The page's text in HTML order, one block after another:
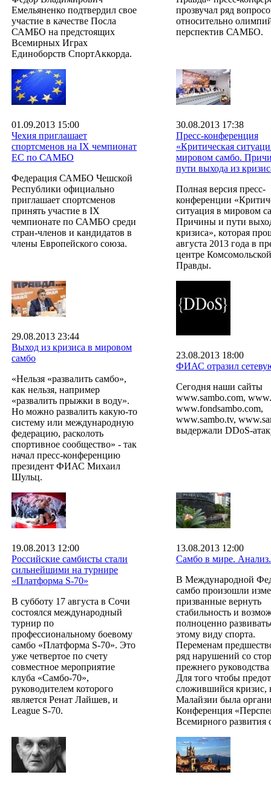
Емельяненко подтвердил свое
участие в качестве Посла
САМБО на предстоящих
Всемирных Играх
Единоборств СпортАккорда.
прозвучал ряд
относительно
перспектив САМБО.
01.09.2013 15:00
Чехия приглашает
спортсменов на IX чемпионат
ЕС по САМБО
Федерация САМБО Чешской
Республики официально
приглашает спортсменов
принять участие в IX
чемпионате по САМБО среди
стран-членов и кандидатов в
члены Европейского союза.
30.08.2013 17:38
Пресс-конференция
«Критическая
мировом самбо.
пути выхода из
Полная версия пресс-
конференции
ситуация в мировом
Причины и пути
кризиса», которая
августа 2013 года в
центре Комсомольской
Правды.
29.08.2013 23:44
Выход из кризиса в мировом
самбо
«Нельзя «развалить самбо»,
как нельзя, например
«развалить прыжки в воду».
Но можно развалить какую-то
систему или международную
федерацию, расколоть
спортивное сообщество» - так
начал пресс-конференцию
президент ФИАС Михаил
Шульц.
23.08.2013 18:00
ФИАС отразил
Сегодня наши сайты
www.sambo.com,
www.fondsambo.com,
www.sambo.tv,
выдержали DDoS-
19.08.2013 12:00
Российские самбисты стали
сильнейшими на турнире
«Платформа S-70»
В субботу 17 августа в Сочи
состоялся международный
турнир по
профессиональному боевому
самбо «Платформа S-70». Это
уже четвертое по счету
совместное мероприятие
клуба «Самбо-70»,
руководителем которого
является Ренат Лайшев, и
League S-70.
13.08.2013 12:00
Самбо в мире. Анализ.
В Международной
самбо произошли
призванные вернуть
стабильность и
полноценно
этому виду спорта.
Переменам
ряд нарушений со
прежнего
Для того чтобы
сложившийся кризис,
Малайзии была
Конференция
Всемирного развития